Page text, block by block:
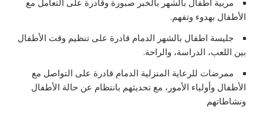
الأطفال بهدوء وتفهم.
جليسة اطفال بالشهر الدمام قادرة على تنظيم وقت الأطفال
بين اللعب، الدراسة، والراحة.
ممرضات للرعاية المنزلية الدمام قادرة على التواصل مع
الأطفال وأولياء الأمور، مع تحديثهم بانتظام عن حالة الأطفال
ونشاطاتهم